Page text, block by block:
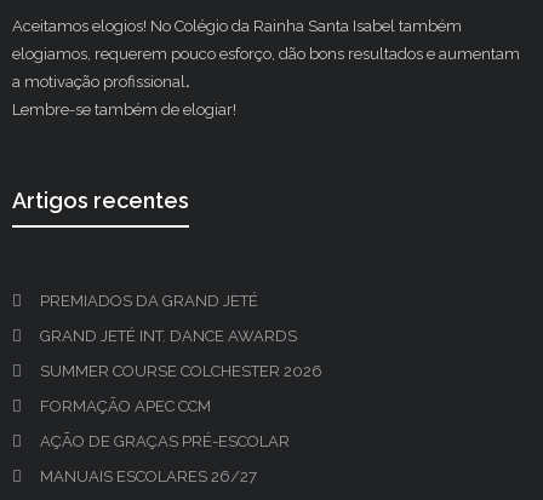
Aceitamos elogios! No Colégio da Rainha Santa Isabel também
elogiamos, requerem pouco esforço, dão bons resultados e aumentam
a motivação profissional .
Lembre-se também de elogiar!
Artigos recentes
PREMIADOS DA GRAND JETÉ
GRAND JETÉ INT. DANCE AWARDS
SUMMER COURSE COLCHESTER 2026
FORMAÇÃO APEC CCM
AÇÃO DE GRAÇAS PRÉ-ESCOLAR
MANUAIS ESCOLARES 26/27